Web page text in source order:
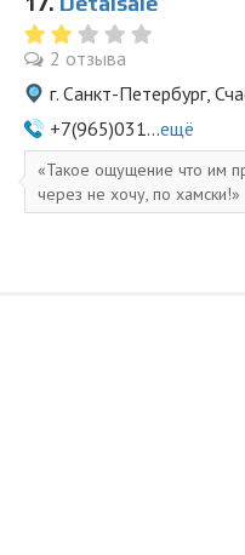
2 отзыва
г. Санкт-Петербург,
+7(965)031...ещё
Такое ощущение что им
через не хочу, по хамски!